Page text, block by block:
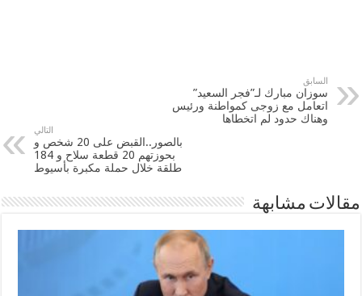
السابق
سوزان مبارك لـ”فجر السعيد”
اتعامل مع زوجى كمواطنة ورئيس
وهناك حدود لم اتخطاها
التالي
بالصور..القبض على 20 شخص و
بحوزتهم 20 قطعة سلاح و 184
طلقة خلال حملة مكبرة بأسيوط
مقالات مشابهة